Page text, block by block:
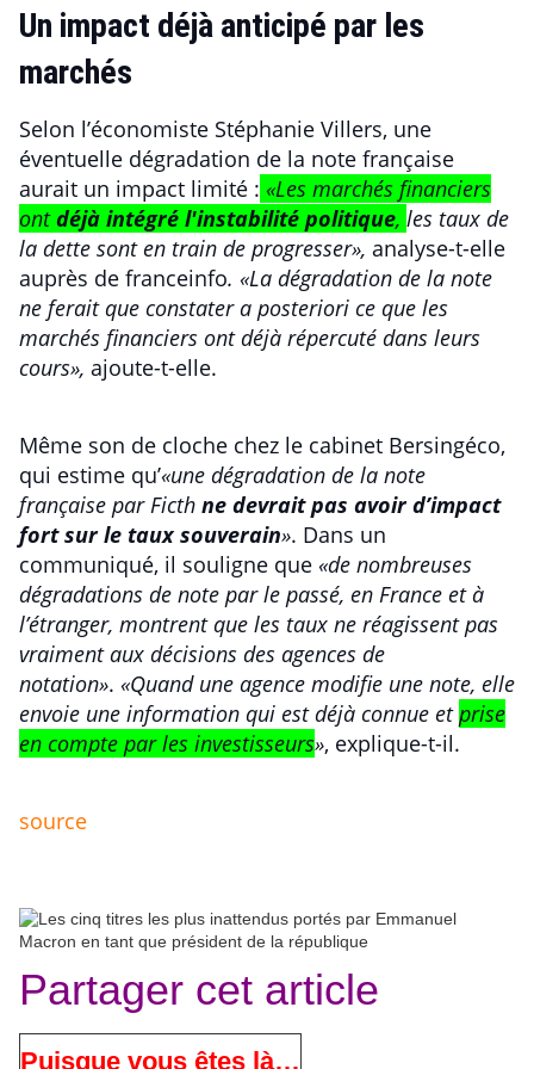
Un impact déjà anticipé par les
marchés
Selon l’économiste Stéphanie Villers, une
éventuelle dégradation de la note française
aurait un impact limité : «Les marchés financiers
ontdéjà intégré l'instabilité politique, les taux de
la dette sont en train de progresser», analyse-t-elle
auprès de franceinfo. «La dégradation de la note
ne ferait que constater a posteriori ce que les
marchés financiers ont déjà répercuté dans leurs
cours», ajoute-t-elle.
Même son de cloche chez le cabinet Bersingéco,
qui estime qu’«une dégradation de la note
française par Ficth ne devrait pas avoir d’impact
fort sur le taux souverain». Dans un
communiqué, il souligne que «de nombreuses
dégradations de note par le passé, en France et à
l’étranger, montrent que les taux ne réagissent pas
vraiment aux décisions des agences de
notation». «Quand une agence modifie une note, elle
envoie une information qui est déjà connue etprise
en compte par les investisseurs», explique-t-il.
source
Partager cet article
Puisque vous êtes là…